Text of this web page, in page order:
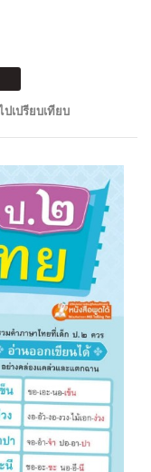
ปเปรียบเทียบ